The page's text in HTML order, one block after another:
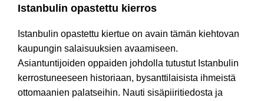
Istanbulin opastettu kierros
Istanbulin opastettu kiertue on avain tämän kiehtovan
kaupungin salaisuuksien avaamiseen.
Asiantuntijoiden oppaiden johdolla tutustut Istanbulin
kerrostuneeseen historiaan, bysanttilaisista ihmeistä
ottomaanien palatseihin. Nauti sisäpiiritiedosta ja